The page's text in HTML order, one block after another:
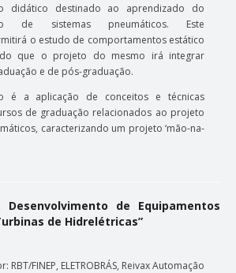
didático destinado ao aprendizado do
de sistemas pneumáticos. Este
o estudo de comportamentos estático
que o projeto do mesmo irá integrar
e de pós-graduação.
é a aplicação de conceitos e técnicas
de graduação relacionados ao projeto
caracterizando um projeto ‘mão-na-
Desenvolvimento de Equipamentos
de Hidrelétricas”
RBT/FINEP, ELETROBRÁS, Reivax Automação